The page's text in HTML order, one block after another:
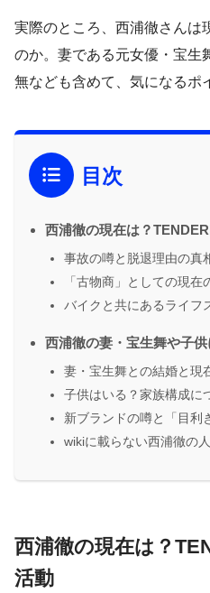
実際のところ、西浦徹さんは
のか。妻である元女優・宝生
無なども含めて、気になるポ
目次
西浦徹の現在は？
事故の噂と脱退理由の真
「古物商」としての現
バイクと共にあるライフ
西浦徹の妻・宝生舞や子
妻・宝生舞との結婚と現
子供はいる？家族構成に
新ブランドの噂と「目利
wikiに載らない西浦徹の
西浦徹の現在は？
活動